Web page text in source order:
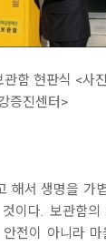
함 현판식 <사
증진센터>
해서 생명을 가
이다. 보관함
전이 아니라 마